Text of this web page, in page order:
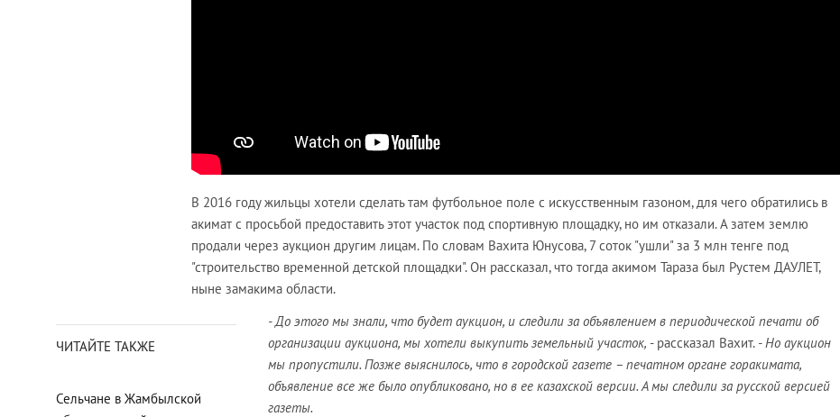
В 2016 году жильцы хотели сделать там футбольное поле с искусственным газоном, для чего обратились в
акимат с просьбой предоставить этот участок под спортивную площадку, но им отказали. А затем землю
продали через аукцион другим лицам. По словам Вахита Юнусова, 7 соток "ушли" за 3 млн тенге под
"строительство временной детской площадки". Он рассказал, что тогда акимом Тараза был Рустем ДАУЛЕТ,
ныне замакима области.
ЧИТАЙТЕ ТАКЖЕ
Сельчане в Жамбылской
- До этого мы знали, что будет аукцион, и следили за объявлением в периодической печати об
организации аукциона, мы хотели выкупить земельный участок, - рассказал Вахит. - Но аукцион
мы пропустили. Позже выяснилось, что в городской газете – печатном органе горакимата,
объявление все же было опубликовано, но в ее казахской версии. А мы следили за русской версией
газеты.